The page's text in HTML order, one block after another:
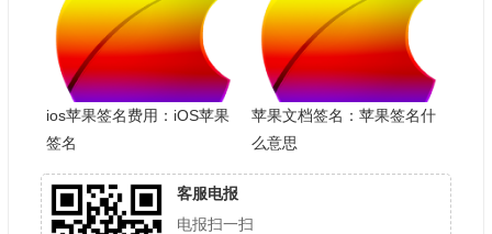
ios苹果签名费用：iOS苹果
签名
苹果文档签名：苹果签名什
么意思
客服电报
电报扫一扫